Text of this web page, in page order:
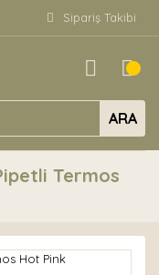
Sipariş Takibi
ARA
Termos